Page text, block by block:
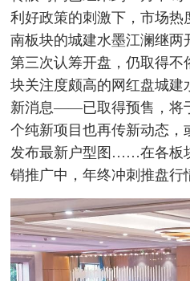
利好政策的刺激下，市场
南板块的城建水墨江澜继
第三次认筹开盘，仍取得不
块关注度颇高的网红盘城建
新消息——已取得预售，将
个纯新项目也再传新动态
发布最新户型图……在各板
销推广中，年终冲刺推盘行